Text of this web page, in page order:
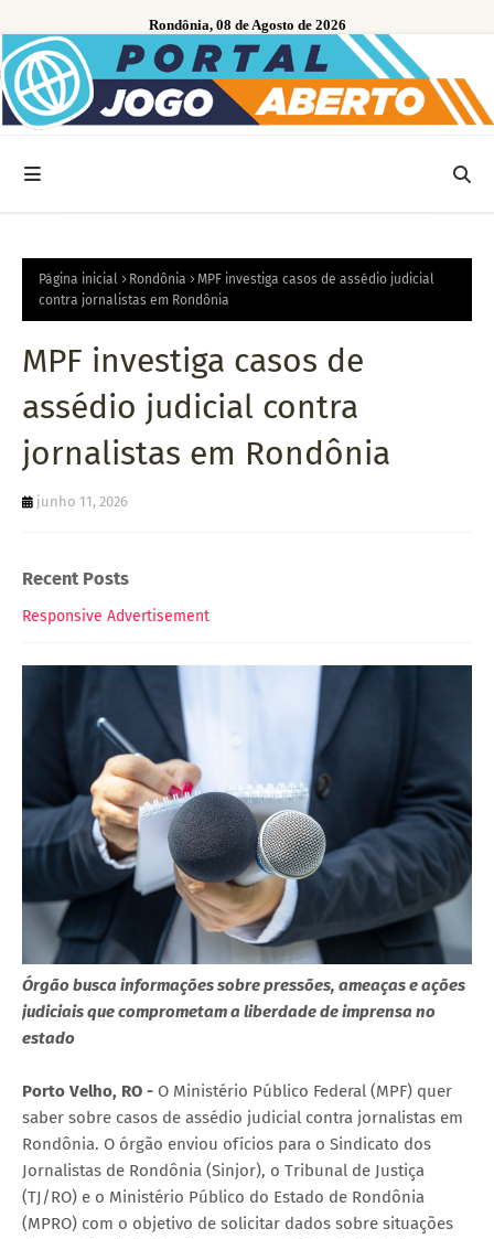
Rondônia, 08 de Agosto de 2026
Página inicial Rondônia
MPF investiga casos de assédio judicial
contra jornalistas em Rondônia
MPF investiga casos de
assédio judicial contra
jornalistas em Rondônia
junho 11, 2026
Recent Posts
Responsive Advertisement
Órgão busca informações sobre pressões, ameaças e ações
judiciais que comprometam a liberdade de imprensa no
estado
Porto Velho, RO - O Ministério Público Federal (MPF) quer
saber sobre casos de assédio judicial contra jornalistas em
Rondônia. O órgão enviou ofícios para o Sindicato dos
Jornalistas de Rondônia (Sinjor), o Tribunal de Justiça
(TJ/RO) e o Ministério Público do Estado de Rondônia
(MPRO) com o objetivo de solicitar dados sobre situações